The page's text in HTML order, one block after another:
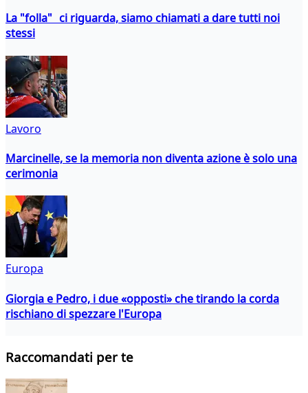
La "folla" ci riguarda, siamo chiamati a dare tutti noi
stessi
Lavoro
Marcinelle, se la memoria non diventa azione è solo una
cerimonia
Europa
Giorgia e Pedro, i due «opposti» che tirando la corda
rischiano di spezzare l'Europa
Raccomandati per te